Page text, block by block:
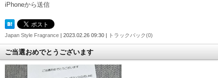
iPhoneから送信
Japan Style Fragrance | 2023.02.26 09:30 | トラックバック(0)
ご当選おめでとうございます